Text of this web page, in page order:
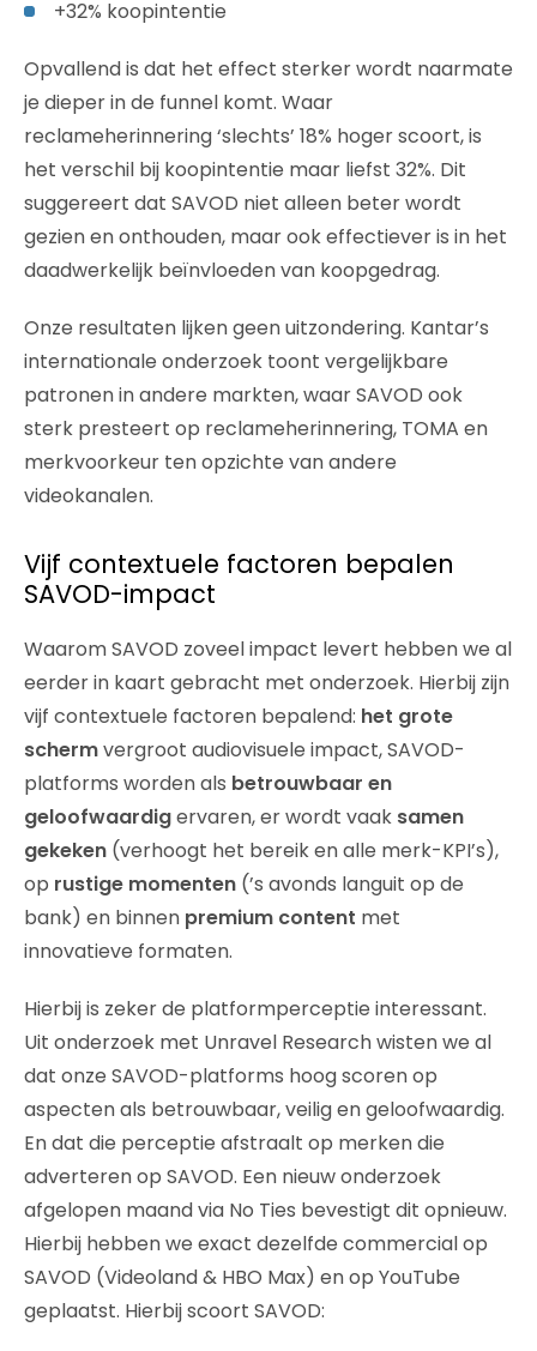
+32% koopintentie
Opvallend is dat het effect sterker wordt naarmate
je dieper in de funnel komt. Waar
reclameherinnering ‘slechts’ 18% hoger scoort, is
het verschil bij koopintentie maar liefst 32%. Dit
suggereert dat SAVOD niet alleen beter wordt
gezien en onthouden, maar ook effectiever is in het
daadwerkelijk beïnvloeden van koopgedrag.
Onze resultaten lijken geen uitzondering. Kantar’s
internationale onderzoek toont vergelijkbare
patronen in andere markten, waar SAVOD ook
sterk presteert op reclameherinnering, TOMA en
merkvoorkeur ten opzichte van andere
videokanalen.
Vijf contextuele factoren bepalen
SAVOD-impact
Waarom SAVOD zoveel impact levert hebben we al
eerder in kaart gebracht met onderzoek. Hierbij zijn
vijf contextuele factoren bepalend: het grote
schermvergroot audiovisuele impact, SAVOD-
platforms worden als betrouwbaar en
geloofwaardigervaren, er wordt vaak samen
gekeken (verhoogt het bereik en alle merk-KPI’s),
op rustige momenten (’s avonds languit op de
bank) en binnen premium content met
innovatieve formaten.
Hierbij is zeker de platformperceptie interessant.
Uit onderzoek met Unravel Research wisten we al
dat onze SAVOD-platforms hoog scoren op
aspecten als betrouwbaar, veilig en geloofwaardig.
En dat die perceptie afstraalt op merken die
adverteren op SAVOD. Een nieuw onderzoek
afgelopen maand via No Ties bevestigt dit opnieuw.
Hierbij hebben we exact dezelfde commercial op
SAVOD (Videoland & HBO Max) en op YouTube
geplaatst. Hierbij scoort SAVOD: